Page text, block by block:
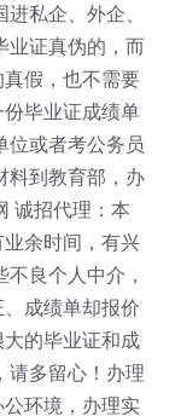
私企、外企、
业证真伪的，而
假，也不需要
毕业证成绩单
位或者考公务员
料到教育部，办
诚招代理：本
余时间，有兴
良个人中介，
成绩单却报价
的毕业证和成
请多留心！办理
环境，办理实